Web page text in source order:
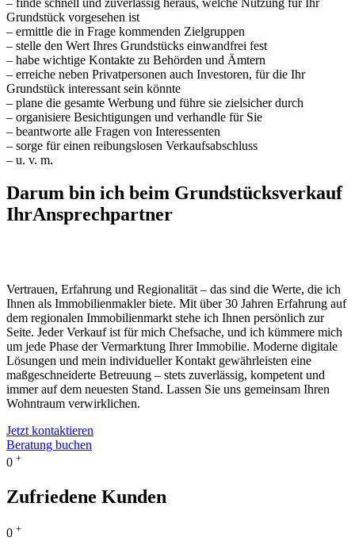
Grundstück vorgesehen ist
– ermittle die in Frage kommenden Zielgruppen
– stelle den Wert Ihres Grundstücks einwandfrei fest
– habe wichtige Kontakte zu Behörden und Ämtern
– erreiche neben Privatpersonen auch Investoren, für die Ihr
Grundstück interessant sein könnte
– plane die gesamte Werbung und führe sie zielsicher durch
– organisiere Besichtigungen und verhandle für Sie
– beantworte alle Fragen von Interessenten
– sorge für einen reibungslosen Verkaufsabschluss
– u. v. m.
Darum bin ich beim Grundstücksverkauf
IhrAnsprechpartner
Vertrauen, Erfahrung und Regionalität – das sind die Werte, die ich
Ihnen als Immobilienmakler biete. Mit über 30 Jahren Erfahrung auf
dem regionalen Immobilienmarkt stehe ich Ihnen persönlich zur
Seite. Jeder Verkauf ist für mich Chefsache, und ich kümmere mich
um jede Phase der Vermarktung Ihrer Immobilie. Moderne digitale
Lösungen und mein individueller Kontakt gewährleisten eine
maßgeschneiderte Betreuung – stets zuverlässig, kompetent und
immer auf dem neuesten Stand. Lassen Sie uns gemeinsam Ihren
Wohntraum verwirklichen.
Jetzt kontaktieren
Beratung buchen
0 +
Zufriedene Kunden
0 +